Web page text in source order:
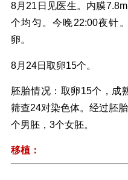
8月21日见医生。内膜
个均匀。今晚22:00夜针
卵。
8月24日取卵15个。
胚胎情况：取卵15个，成
筛查24对染色体。经过胚
个男胚，3个女胚。
移植：